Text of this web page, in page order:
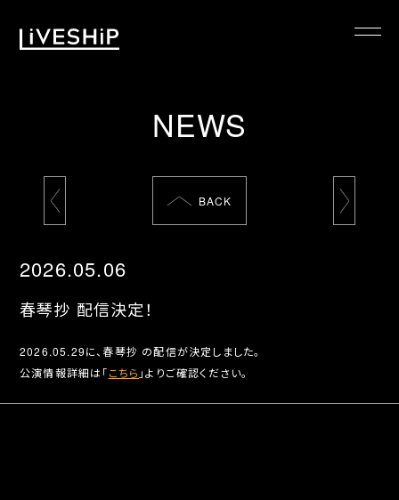
SCHEDULE
REQUIREMENTS
FAQ
CONTACT
MYPAGE
NEWS
BACK
2026.05.06
春琴抄 配信決定！
2026.05.29に、春琴抄 の配信が決定しました。
公演情報詳細は「こちら 」よりご確認ください。